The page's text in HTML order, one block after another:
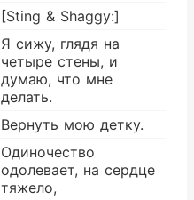
[Sting & Shaggy:]
Я сижу, глядя на
четыре стены, и
думаю, что мне
делать.
Вернуть мою детку.
Одиночество
одолевает, на сердце
тяжело,